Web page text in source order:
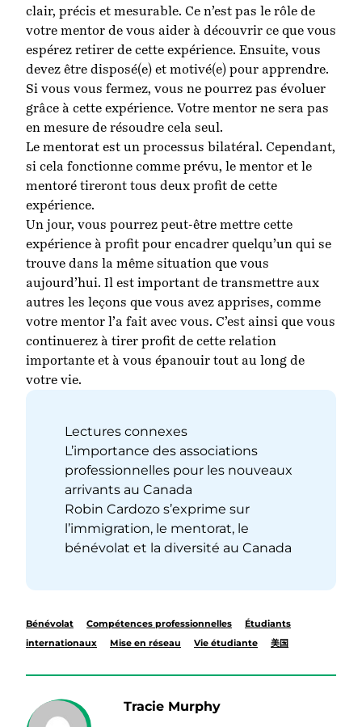
clair, précis et mesurable. Ce n’est pas le rôle de
votre mentor de vous aider à découvrir ce que vous
espérez retirer de cette expérience. Ensuite, vous
devez être disposé(e) et motivé(e) pour apprendre.
Si vous vous fermez, vous ne pourrez pas évoluer
grâce à cette expérience. Votre mentor ne sera pas
en mesure de résoudre cela seul.
Le mentorat est un processus bilatéral. Cependant,
si cela fonctionne comme prévu, le mentor et le
mentoré tireront tous deux profit de cette
expérience.
Un jour, vous pourrez peut-être mettre cette
expérience à profit pour encadrer quelqu’un qui se
trouve dans la même situation que vous
aujourd’hui. Il est important de transmettre aux
autres les leçons que vous avez apprises, comme
votre mentor l’a fait avec vous. C’est ainsi que vous
continuerez à tirer profit de cette relation
importante et à vous épanouir tout au long de
votre vie.
Lectures connexes
L’importance des associations
professionnelles pour les nouveaux
arrivants au Canada
Robin Cardozo s’exprime sur
l’immigration, le mentorat, le
bénévolat et la diversité au Canada
Bénévolat Compétences professionnelles
Étudiants
internationaux
Mise en réseau Vie étudiante 美国
Tracie Murphy